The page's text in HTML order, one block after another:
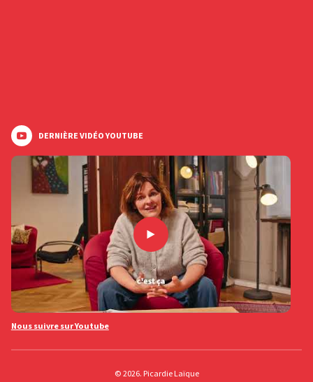
DERNIÈRE VIDÉO YOUTUBE
Nous suivre sur Youtube
© 2026. Picardie Laïque